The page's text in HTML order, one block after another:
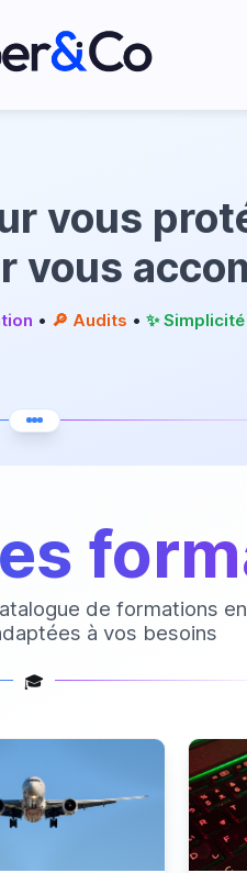
vous
vous
• 🔎 Audits • ✨ Simplicité
de formations en
à vos besoins
🎓